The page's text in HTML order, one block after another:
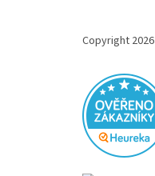
Copyright 2026